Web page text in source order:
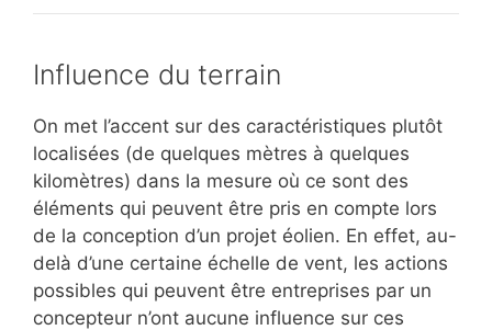
Influence du terrain
On met l’accent sur des caractéristiques plutôt
localisées (de quelques mètres à quelques
kilomètres) dans la mesure où ce sont des
éléments qui peuvent être pris en compte lors
de la conception d’un projet éolien. En effet, au-
delà d’une certaine échelle de vent, les actions
possibles qui peuvent être entreprises par un
concepteur n’ont aucune influence sur ces